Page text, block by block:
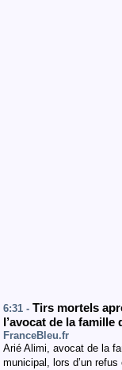
6:31 - Tirs mortels
l’avocat de la
FranceBleu.fr
Arié Alimi, avocat de la
municipal, lors d’un